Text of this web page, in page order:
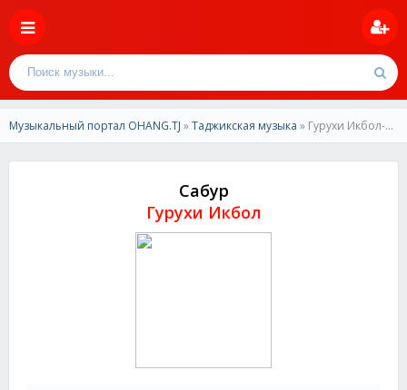
Музыкальный портал OHANG.TJ »Таджикская музыка » Гурухи Икбол-Сабур
Сабур
Гурухи Икбол